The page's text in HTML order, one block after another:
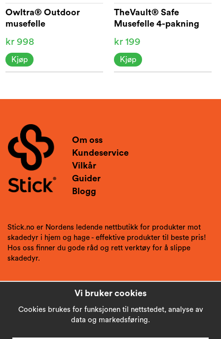
Owltra® Outdoor
musefelle
kr 998
Kjøp
TheVault® Safe
Musefelle 4-pakning
kr 199
Kjøp
Om oss
Kundeservice
Vilkår
Guider
Blogg
Stick.no er Nordens ledende nettbutikk for produkter mot
skadedyr i hjem og hage - effektive produkter til beste pris!
Hos oss finner du gode råd og rett verktøy for å slippe
skadedyr.
Vi bruker cookies
Cookies brukes for funksjonen til nettstedet, analyse av
data og markedsføring.